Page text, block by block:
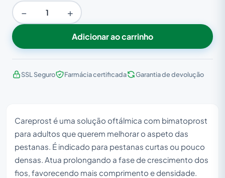
− +
Adicionar ao carrinho
SSL Seguro Farmácia certificada Garantia de devolução
Careprost é uma solução oftálmica com bimatoprost
para adultos que querem melhorar o aspeto das
pestanas. É indicado para pestanas curtas ou pouco
densas. Atua prolongando a fase de crescimento dos
fios, favorecendo mais comprimento e densidade.